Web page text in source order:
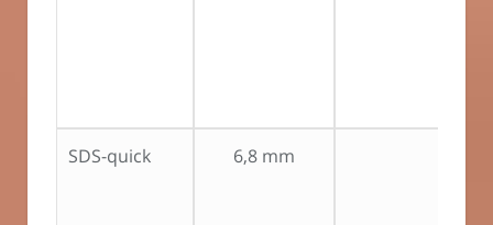
SDS-quick 6,8 mm